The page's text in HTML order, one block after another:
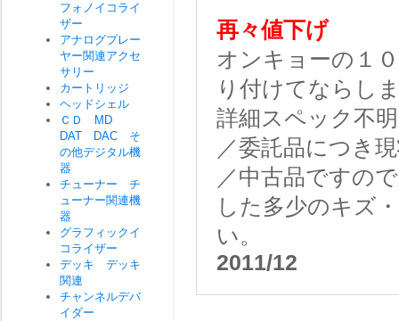
再々値下げ
オンキョーの１
り付けてならし
詳細スペック不
／委託品につき
／中古品ですの
した多少のキズ
い。
2011/12
フォノイコライ
ザー
アナログプレー
ヤー関連アクセ
サリー
カートリッジ
ヘッドシェル
ＣＤ MD
DAT DAC そ
の他デジタル機
器
チューナー チ
ューナー関連機
器
グラフィックイ
コライザー
デッキ デッキ
関連
チャンネルデバ
イダー